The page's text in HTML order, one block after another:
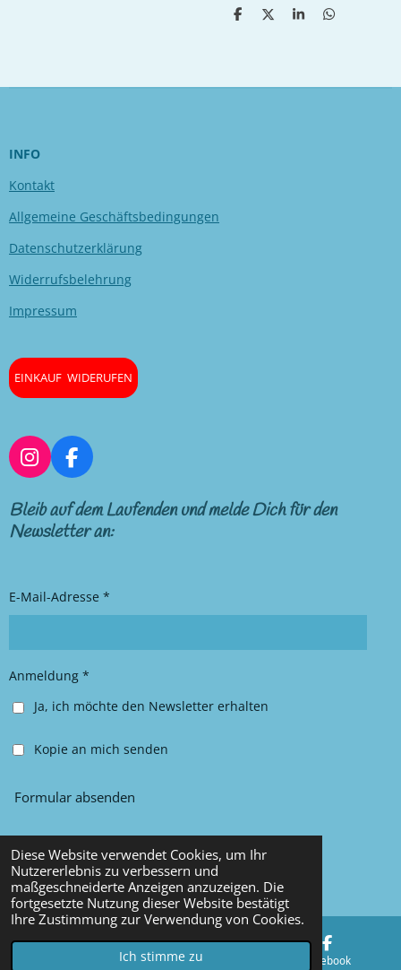
Diese Website verwendet Cookies, um Ihr
Nutzererlebnis zu verbessern und
maßgeschneiderte Anzeigen anzuzeigen. Die
fortgesetzte Nutzung dieser Website bestätigt
Ihre Zustimmung zur Verwendung von Cookies.
Ich stimme zu
T
n
T
n
T
n
T
n
INFO
Kontakt
Allgemeine Geschäftsbedingungen
Datenschutzerklärung
Widerrufsbelehrung
Impressum
EINKAUF WIDERUFEN
I
n
s
t
a
a
F
a
c
e
b
k
Bleib auf dem Laufenden und melde Dich für den
Newsletter an:
E-Mail-Adresse *
Anmeldung *
Ja, ich möchte den Newsletter erhalten
Kopie an mich senden
Formular absenden
© 2025 Chancy Kleidung
Mit Unterstützung vonWebador
Karte Facebook